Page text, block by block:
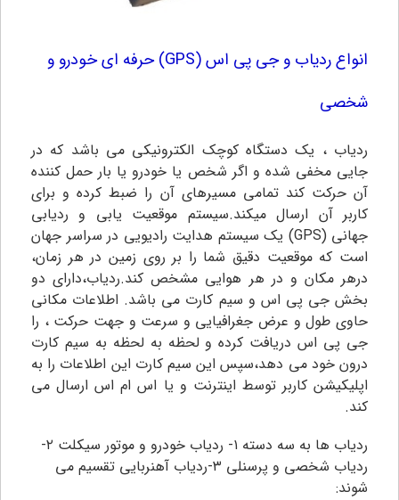
انواع ردیاب و جی پی اس (GPS) حرفه ای خودرو و
شخصی
ردیاب ، یک دستگاه کوچک الکترونیکی می باشد که در
جایی مخفی شده و اگر شخص یا خودرو یا بار حمل کننده
آن حرکت کند تمامی مسیرهای آن را ضبط کرده و برای
کاربر آن ارسال میکند.سیستم موقعیت یابی و ردیابی
جهانی (GPS) یک سیستم هدایت رادیویی در سراسر جهان
است که موقعیت دقیق شما را بر روی زمین در هر زمان،
درهر مکان و در هر هوایی مشخص کند.ردیاب،دارای دو
بخش جی پی اس و سیم کارت می باشد. اطلاعات مکانی
حاوی طول و عرض جغرافیایی و سرعت و جهت حرکت ، را
جی پی اس دریافت کرده و لحظه به لحظه به سیم کارت
درون خود می دهد،سپس این سیم کارت این اطلاعات را به
اپلیکیشن کاربر توسط اینترنت و یا اس ام اس ارسال می
کند.
ردیاب ها به سه دسته ۱- ردیاب خودرو و موتور سیکلت ۲-
ردیاب شخصی و پرسنلی ۳-ردیاب آهنربایی تقسیم می
شوند: